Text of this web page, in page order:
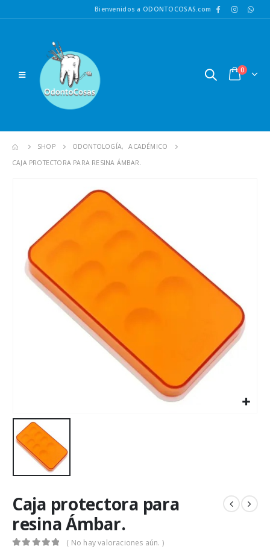
Bienvenidos a ODONTOCOSAS.com
0
SHOP ODONTOLOGÍA,
ACADÉMICO
CAJA PROTECTORA PARA RESINA ÁMBAR.
Caja protectora para
resina Ámbar.
( No hay valoraciones aún. )